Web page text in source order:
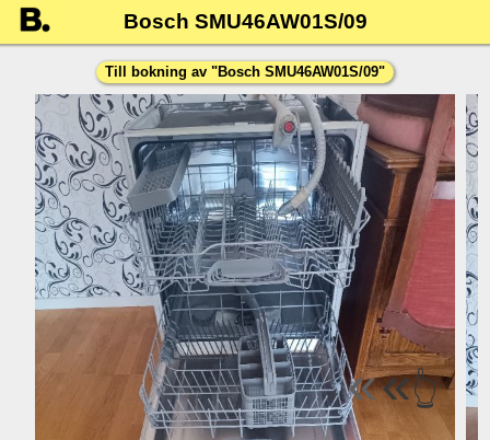
Bosch SMU46AW01S/09
Till bokning av "Bosch SMU46AW01S/09"
««👆